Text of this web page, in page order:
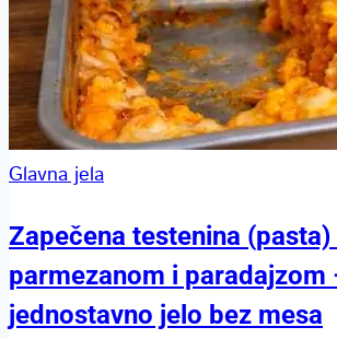
Glavna jela
Zapečena testenina (pasta)
parmezanom i paradajzom
jednostavno jelo bez mesa